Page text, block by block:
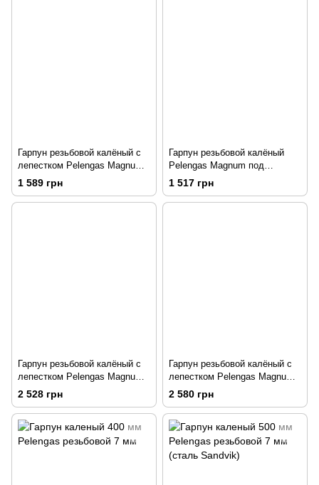
Гарпун резьбовой калёный с
лепестком Pelengas Magnum,
резьбовой под сменные
бойки, 7мм, каленый +
скользящая втулка под
1 589 грн
Гарпун резьбовой калёный
Pelengas Magnum под
Pelengas 55, 7 мм, резьбовой
под сменные бойки +
скользящая втулка
1 517 грн
Гарпун резьбовой калёный с
лепестком Pelengas Magnum
+ 3 сменных бойка 7 мм, под
Pelengas 55
2 528 грн
Гарпун резьбовой калёный с
лепестком Pelengas Magnum
+ 3 сменных бойка 7 мм, под
Pelengas 70
2 580 грн